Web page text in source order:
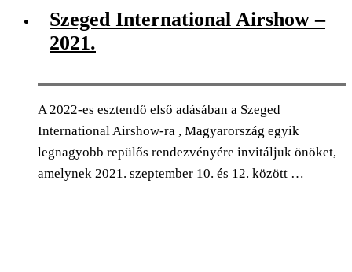
Szeged International Airshow –
2021.
A 2022-es esztendő első adásában a Szeged
International Airshow-ra , Magyarország egyik
legnagyobb repülős rendezvényére invitáljuk önöket,
amelynek 2021. szeptember 10. és 12. között …